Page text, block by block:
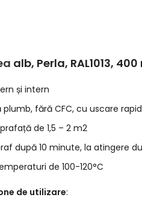
alb, Perla, RAL1013,
și intern
fără CFC, cu uscare
de 1,5 – 2 m2
după 10 minute, la atingere
de 100-120°C
de utilizare: